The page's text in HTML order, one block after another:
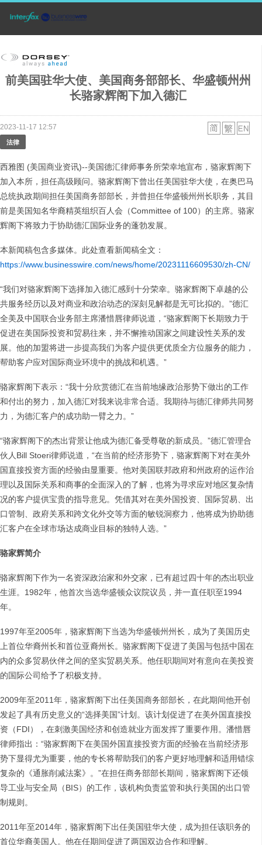
前美国驻华大使、美国商务部部长、华盛顿州州
长骆家辉阁下加入德汇
2023-11-17 12:57
法律
西雅图 (美国商业资讯)--美国德汇律师事务所荣幸地宣布，骆家辉阁下
加入本所，担任高级顾问。骆家辉阁下曾出任美国驻华大使，在奥巴马
总统执政期间担任美国商务部部长，并曾担任华盛顿州州长职务，其目
前是美国知名华裔精英组织百人会（Committee of 100）的主席。骆家
辉阁下将致力于协助德汇国际业务的蓬勃发展。
本新闻稿包含多媒体。此处查看新闻稿全文：
https://www.businesswire.com/news/home/20231116609530/zh-CN/
“我们对骆家辉阁下选择加入德汇感到十分荣幸。骆家辉阁下卓越的公
共服务经历以及对商业和政治动态的深刻见解都是无可比拟的。”德汇
全美及中国联合业务部主席潘惜唇律师说道，“骆家辉阁下长期致力于
促进在美国际投资和贸易往来，并不懈推动国家之间建设性关系的发
展。他的加盟将进一步提高我们为客户提供更优质全方位服务的能力，
帮助客户应对国际商业环境中的挑战和机遇。”
骆家辉阁下表示：“我十分欣赏德汇在当前地缘政治形势下做出的工作
和付出的努力，加入德汇对我来说非常合适。我期待与德汇律师共同努
力，为德汇客户的成功助一臂之力。”
“骆家辉阁下的杰出背景让他成为德汇备受尊敬的新成员。”德汇管理合
伙人Bill Stoeri律师说道，“在当前的经济形势下，骆家辉阁下对在美外
国直接投资方面的经验由显重要。他对美国联邦政府和州政府的运作治
理以及国际关系和商事的全面深入的了解，也将为寻求应对地区复杂情
况的客户提供宝贵的指导意见。凭借其对在美外国投资、国际贸易、出
口管制、政府关系和跨文化外交等方面的敏锐洞察力，他将成为协助德
汇客户在全球市场达成商业目标的独特人选。”
骆家辉简介
骆家辉阁下作为一名资深政治家和外交家，已有超过四十年的杰出职业
生涯。1982年，他首次当选华盛顿众议院议员，并一直任职至1994
年。
1997年至2005年，骆家辉阁下当选为华盛顿州州长，成为了美国历史
上首位华裔州长和首位亚裔州长。骆家辉阁下促进了美国与包括中国在
内的众多贸易伙伴之间的坚实贸易关系。他任职期间对有意向在美投资
的国际公司给予了积极支持。
2009年至2011年，骆家辉阁下出任美国商务部部长，在此期间他开创
发起了具有历史意义的“选择美国”计划。该计划促进了在美外国直接投
资（FDI），在刺激美国经济和创造就业方面发挥了重要作用。潘惜唇
律师指出：“骆家辉阁下在美国外国直接投资方面的经验在当前经济形
势下显得尤为重要，他的专长将帮助我们的客户更好地理解和适用错综
复杂的《通胀削减法案》。”在担任商务部部长期间，骆家辉阁下还领
导工业与安全局（BIS）的工作，该机构负责监管和执行美国的出口管
制规则。
2011年至2014年，骆家辉阁下出任美国驻华大使，成为担任该职务的
首位华裔美国人。他在任期间促进了两国双边合作和理解。